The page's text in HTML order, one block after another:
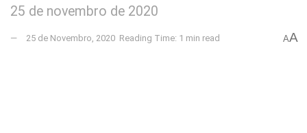
25 de novembro de 2020
25 de Novembro, 2020 Reading Time: 1 min read AA